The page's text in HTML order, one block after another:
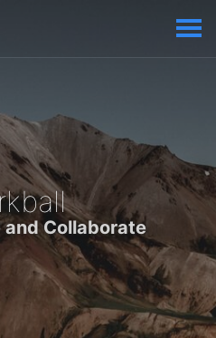
and Collaborate